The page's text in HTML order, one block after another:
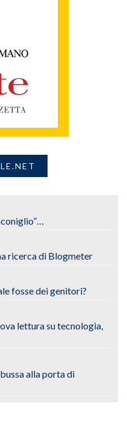
ricerca di Blogmeter
fosse dei genitori?
lettura su tecnologia,
alla porta di